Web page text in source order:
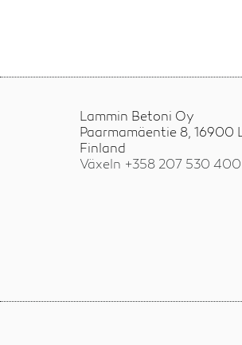
Lammin Betoni Oy
Paarmamäentie 8, 16900
Finland
Växeln +358 207 530 400